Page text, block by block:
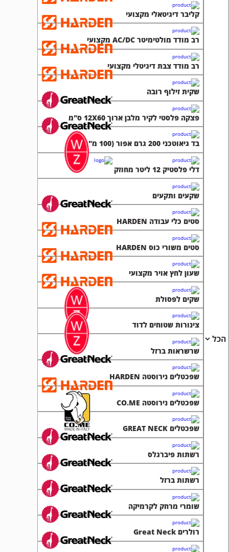
קליבר דיגיטאלי מקצועי
רב מודד מולטימיטר AC/DC מקצועי
רב מודד צבת דיגיטלי מקצועי
שקית זילוף רובה
פצקה פלסטי לקיר מלבן ארוך 12X60 ס"מ
בד גיאוטכני 200 גרם אפור (100 מ"ר)
דלי פלסטיק 12 ליטר מחוזק
שקעים ותקעים
סטים כלי עבודה HARDEN
סטים משורי כוס HARDEN
שעון לחץ אויר מקצועי
שקים לפסולת
צינורות שטוחים לדוד
שרשראות ברזל
שפכטלים נירוסטה HARDEN
שפכטלים נירוסטה CO.ME
שפכטלים GREAT NECK
רשתות פיברגלס
רשתות ברזל
שומרי מרחק לקרמיקה
רולרים Great Neck